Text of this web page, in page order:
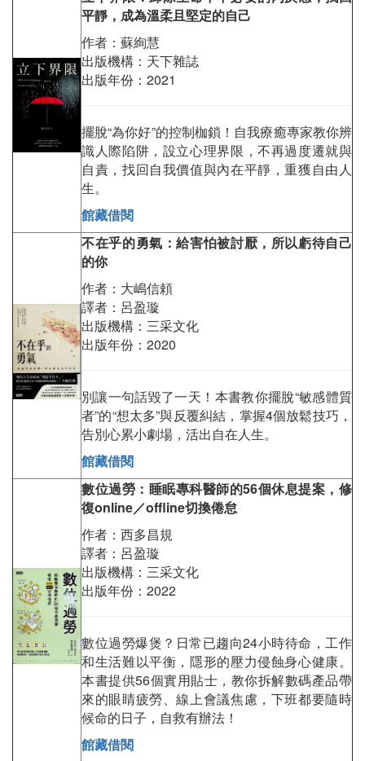
平靜，成為溫柔且堅定的自己
作者：蘇絢慧
出版機構：天下雜誌
出版年份：2021
擺脫“為你好”的控制枷鎖！自我療癒專家教你辨
識人際陷阱，設立心理界限，不再過度遷就與
自責，找回自我價值與內在平靜，重獲自由人
生。
館藏借閱
不在乎的勇氣：給害怕被討厭，所以虧待自己
的你
作者：大嶋信頼
譯者：呂盈璇
出版機構：三采文化
出版年份：2020
別讓一句話毀了一天！本書教你擺脫“敏感體質
者”的“想太多”與反覆糾結，掌握4個放鬆技巧，
告別心累小劇場，活出自在人生。
館藏借閱
數位過勞：睡眠專科醫師的56個休息提案，修
復online／offline切換倦怠
作者：西多昌規
譯者：呂盈璇
出版機構：三采文化
出版年份：2022
數位過勞爆煲？日常已趨向24小時待命，工作
和生活難以平衡，隱形的壓力侵蝕身心健康。
本書提供56個實用貼士，教你拆解數碼產品帶
來的眼睛疲勞、線上會議焦慮，下班都要隨時
候命的日子，自救有辦法！
館藏借閱